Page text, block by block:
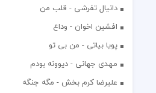
دانیال تفرشی - قلب من
افشين اخوان - وداع
پویا بیاتی - من بی تو
مهدی جهانی - دیوونه بودم
علیرضا کرم بخش - مگه جنگه